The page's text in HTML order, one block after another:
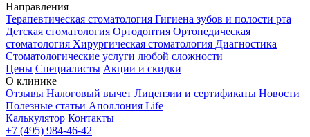
Направления
Терапевтическая стоматология Гигиена зубов и полости рта
Детская стоматология Ортодонтия Ортопедическая
стоматология Хирургическая стоматология Диагностика
Стоматологические услуги любой сложности
Цены Специалисты Акции и скидки
О клинике
Отзывы Налоговый вычет Лицензии и сертификаты Новости
Полезные статьи Аполлония Life
Калькулятор Контакты
+7 (495) 984-46-42